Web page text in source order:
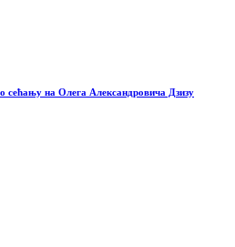
сећању на Олега Александровича Дзизу